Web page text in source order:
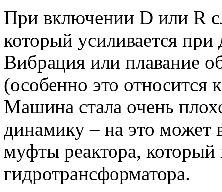
При включении D или R
который усиливается при
Вибрация или плавание
(особенно это относится
Машина стала очень
динамику – на это может
муфты реактора, который
гидротрансформатора.